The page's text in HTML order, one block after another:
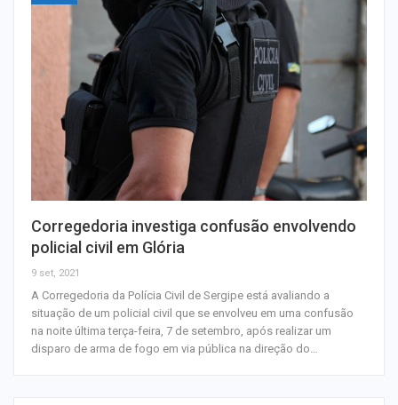
Corregedoria investiga confusão envolvendo
policial civil em Glória
9 set, 2021
A Corregedoria da Polícia Civil de Sergipe está avaliando a
situação de um policial civil que se envolveu em uma confusão
na noite última terça-feira, 7 de setembro, após realizar um
disparo de arma de fogo em via pública na direção do…